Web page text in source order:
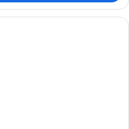
Una habitación con una cama, una